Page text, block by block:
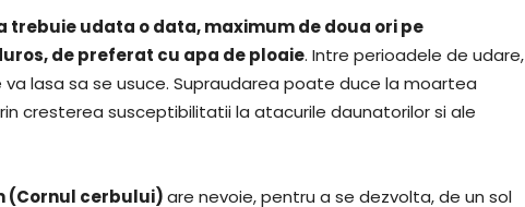
trebuie udata o data, maximum de doua ori pe
de preferat cu apa de ploaie. Intre perioadele de udare,
lasa sa se usuce. Supraudarea poate duce la moartea
cresterea susceptibilitatii la atacurile daunatorilor si ale
(Cornul cerbului)are nevoie, pentru a se dezvolta, de un sol